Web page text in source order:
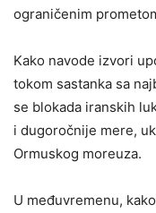
ograničenim
Kako navode izvori
tokom sastanka sa
se blokada iranskih
i dugoročnije mere,
Ormuskog moreuza.
U međuvremenu,